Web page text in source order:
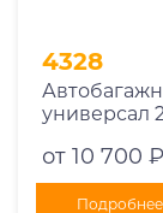
4328
универсал
от 10 700 ₽
Подробнее